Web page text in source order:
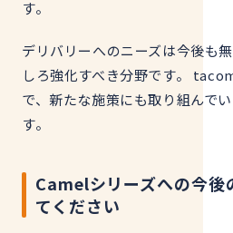
す。
デリバリーへのニーズは今後も
しろ強化すべき分野です。
で、新たな施策にも取り組んで
す。
Camelシリーズへの今後
てください